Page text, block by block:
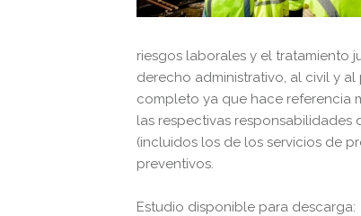
riesgos laborales y el tratamiento
derecho administrativo, al civil y
completo ya que hace referencia
las respectivas responsabilidades
(incluidos los de los servicios de
preventivos.
Estudio disponible para descarga: